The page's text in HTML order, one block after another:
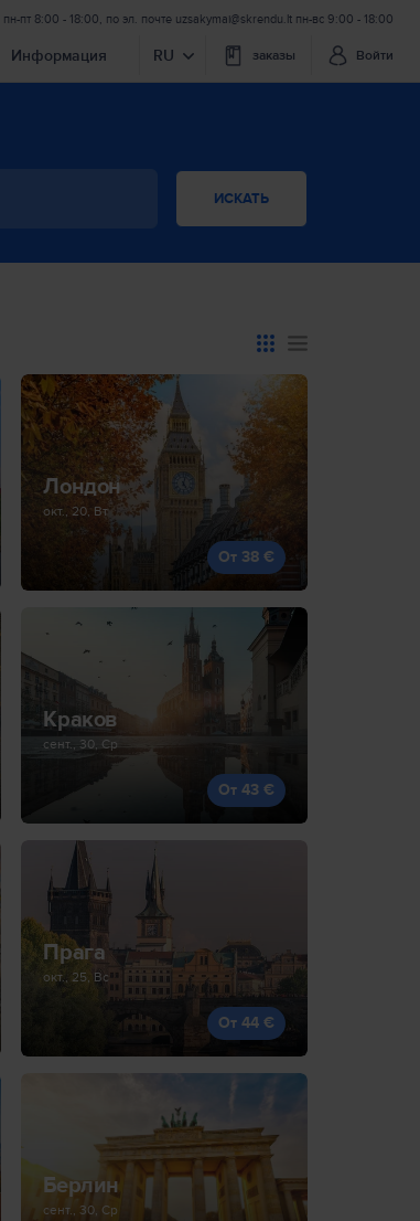
пн-пт 8:00 - 18:00, по эл. почте uzsakymai@skrendu.lt пн-вс 9:00 - 18:00
Информация RU заказы Войти
ИСКАТЬ
Лондон
окт., 20, Вт
От 38 €
Краков
сент., 30, Ср
От 43 €
Прага
окт., 25, Вс
От 44 €
Берлин
сент., 30, Ср